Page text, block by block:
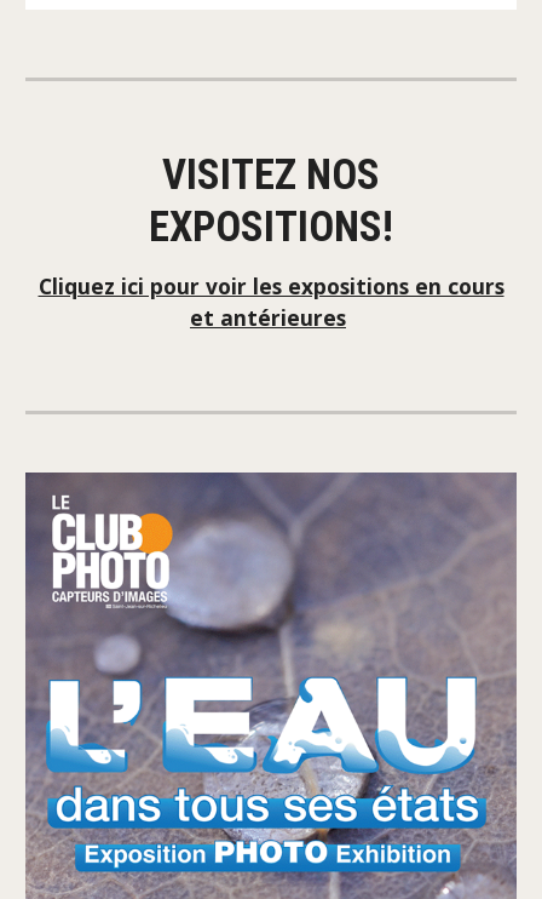
VISITEZ NOS
EXPOSITIONS!
Cliquez ici pour voir les expositions en cours
et antérieures